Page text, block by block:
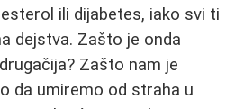
ili dijabetes, iako svi ti
dejstva. Zašto je onda
Zašto nam je
da umiremo od straha u